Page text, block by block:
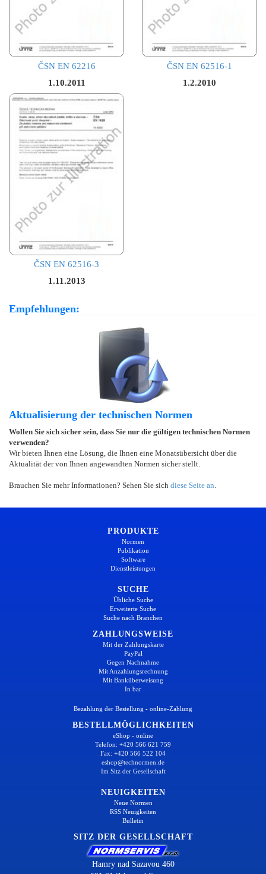
ČSN EN 62216
1.10.2011
ČSN EN 62516-1
1.2.2010
ČSN EN 62516-3
1.11.2013
Empfehlungen:
Aktualisierung der technischen Normen
Wollen Sie sich sicher sein, dass Sie nur die gültigen technischen Normen
verwenden?
Wir bieten Ihnen eine Lösung, die Ihnen eine Monatsübersicht über die
Aktualität der von Ihnen angewandten Normen sicher stellt.
Brauchen Sie mehr Informationen? Sehen Sie sich diese Seite an
PRODUKTE
Normen
Publikation
Software
Dienstleistungen
SUCHE
Übliche Suche
Erweiterte Suche
Suche nach Branchen
ZAHLUNGSWEISE
Mit der Zahlungskarte
PayPal
Gegen Nachnahme
Mit Anzahlungsrechnung
Mit Banküberweisung
In bar
Bezahlung der Bestellung - online-Zahlung
BESTELLMÖGLICHKEITEN
eShop - online
Telefon: +420 566 621 759
Fax: +420 566 522 104
eshop@technormen.de
Im Sitz der Gesellschaft
NEUIGKEITEN
Neue Normen
RSS Neuigkeiten
Bulletin
SITZ DER GESELLSCHAFT
Hamry nad Sazavou 460